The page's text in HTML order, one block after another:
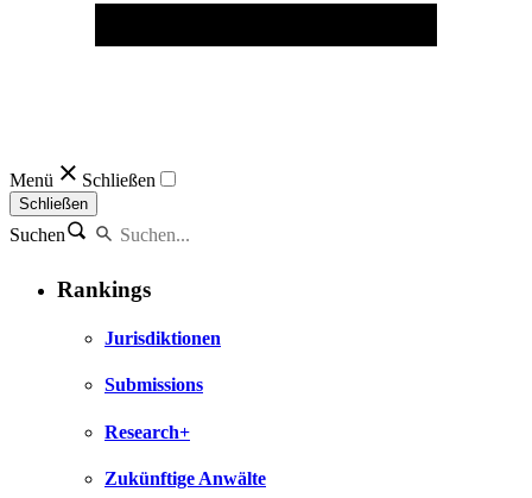
Menü Schließen
Schließen
Suchen
Rankings
Jurisdiktionen
Submissions
Research+
Zukünftige Anwälte